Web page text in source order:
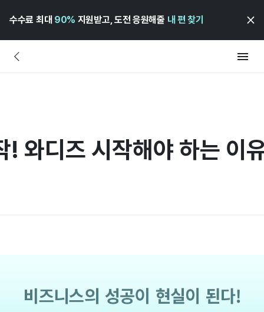
수수료 최대 90% 지원받고, 도전 응원해줄 내 편 찾기
! 와디즈 시작해야 하는 이